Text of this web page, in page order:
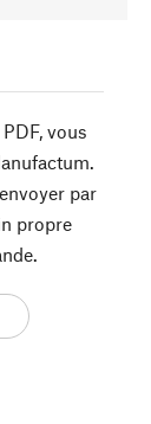
vous
par
propre